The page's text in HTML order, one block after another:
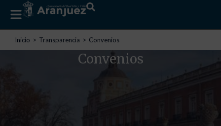
Estás aquí:
Inicio Transparencia Convenios
Convenios